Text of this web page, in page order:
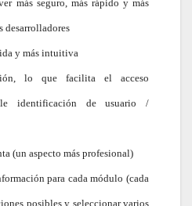
más seguro, más rápido y más
desarrolladores
y más intuitiva
lo que facilita el acceso
identificación de usuario /
(un aspecto más profesional)
para cada módulo (cada
posibles y seleccionar varios